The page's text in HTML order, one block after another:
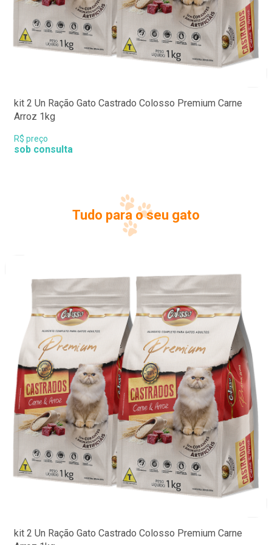
kit 2 Un Ração Gato Castrado Colosso Premium Carne
Arroz 1kg
R$ preço
sob consulta
Tudo para o seu gato
kit 2 Un Ração Gato Castrado Colosso Premium Carne